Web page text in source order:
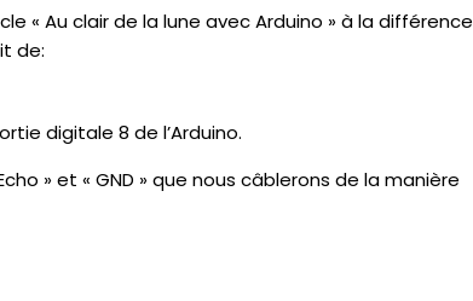
« Au clair de la lune avec Arduino » à la différence
de:
digitale 8 de l’Arduino.
» et « GND » que nous câblerons de la manière